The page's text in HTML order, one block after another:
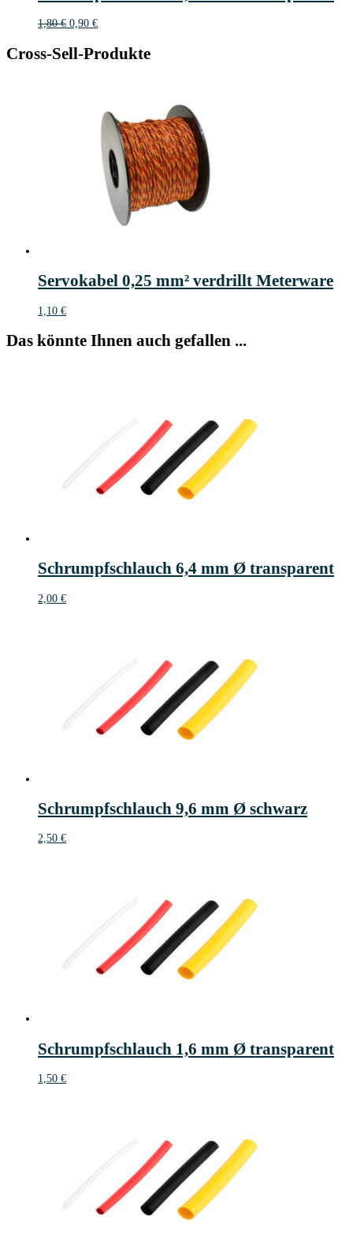
1,80€ Ursprünglicher
war:
1,80 €
0,90 €Aktueller
0,90 €.
Cross-Sell-Produkte
Servokabel 0,25 mm² verdrillt Meterware
1,10 €
Das könnte Ihnen auch gefallen ...
Schrumpfschlauch 6,4 mm Ø transparent
2,00 €
Schrumpfschlauch 9,6 mm Ø schwarz
2,50 €
Schrumpfschlauch 1,6 mm Ø transparent
1,50 €